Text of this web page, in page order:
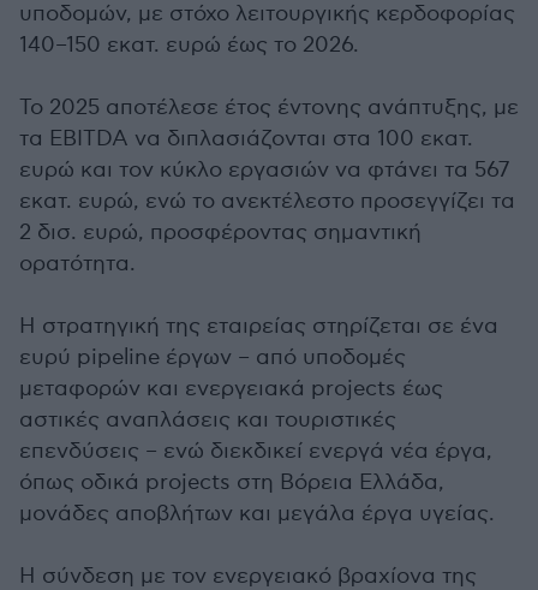
υποδομών, με στόχο λειτουργικής κερδοφορίας
140–150 εκατ. ευρώ έως το 2026.
Το 2025 αποτέλεσε έτος έντονης ανάπτυξης, με
τα EBITDA να διπλασιάζονται στα 100 εκατ.
ευρώ και τον κύκλο εργασιών να φτάνει τα 567
εκατ. ευρώ, ενώ το ανεκτέλεστο προσεγγίζει τα
2 δισ. ευρώ, προσφέροντας σημαντική
ορατότητα.
Η στρατηγική της εταιρείας στηρίζεται σε ένα
ευρύ pipeline έργων – από υποδομές
μεταφορών και ενεργειακά projects έως
αστικές αναπλάσεις και τουριστικές
επενδύσεις – ενώ διεκδικεί ενεργά νέα έργα,
όπως οδικά projects στη Βόρεια Ελλάδα,
μονάδες αποβλήτων και μεγάλα έργα υγείας.
Η σύνδεση με τον ενεργειακό βραχίονα της